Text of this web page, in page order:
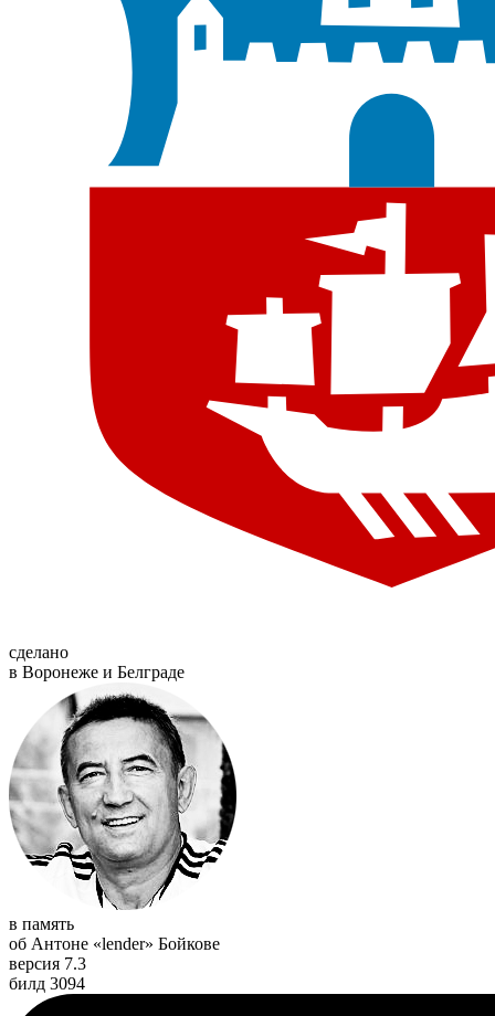
сделано
в Воронеже и Белграде
в память
об Антоне «lender» Бойкове
версия 7.3
билд 3094